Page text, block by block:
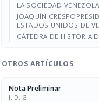
LA SOCIEDAD
JOAQUÍN
ESTADOS UNIDOS DE
CÁTEDRA DE HISTORIA
OTROS ARTÍCULOS
Nota Preliminar
J. D. G